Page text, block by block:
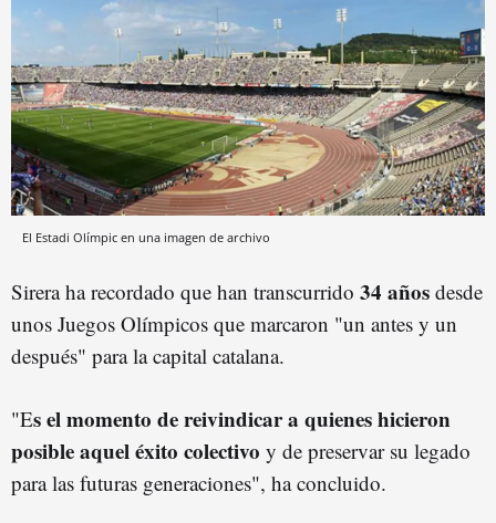
El Estadi Olímpic en una imagen de archivo
Sirera ha recordado que han transcurrido 34 años desde
unos Juegos Olímpicos que marcaron "un antes y un
después" para la capital catalana.
"Es el momento de reivindicar a quienes hicieron
posible aquel éxito colectivo y de preservar su legado
para las futuras generaciones", ha concluido.